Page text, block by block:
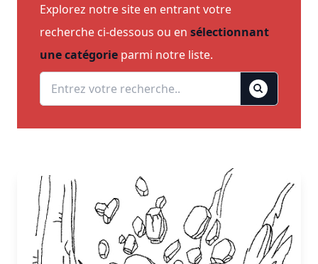
Explorez notre site en entrant votre
recherche ci-dessous ou en sélectionnant
une catégorie parmi notre liste.